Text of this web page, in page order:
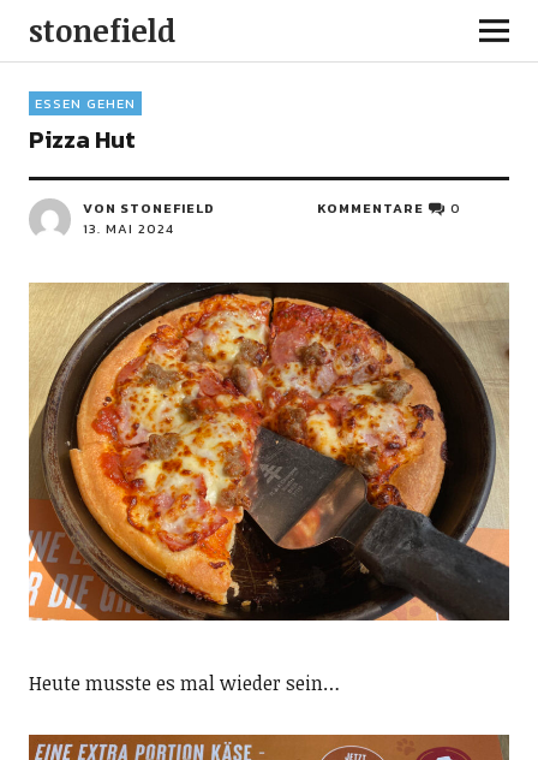
stonefield
ESSEN GEHEN
Pizza Hut
VON STONEFIELD
13. MAI 2024
KOMMENTARE 0
Heute musste es mal wieder sein…